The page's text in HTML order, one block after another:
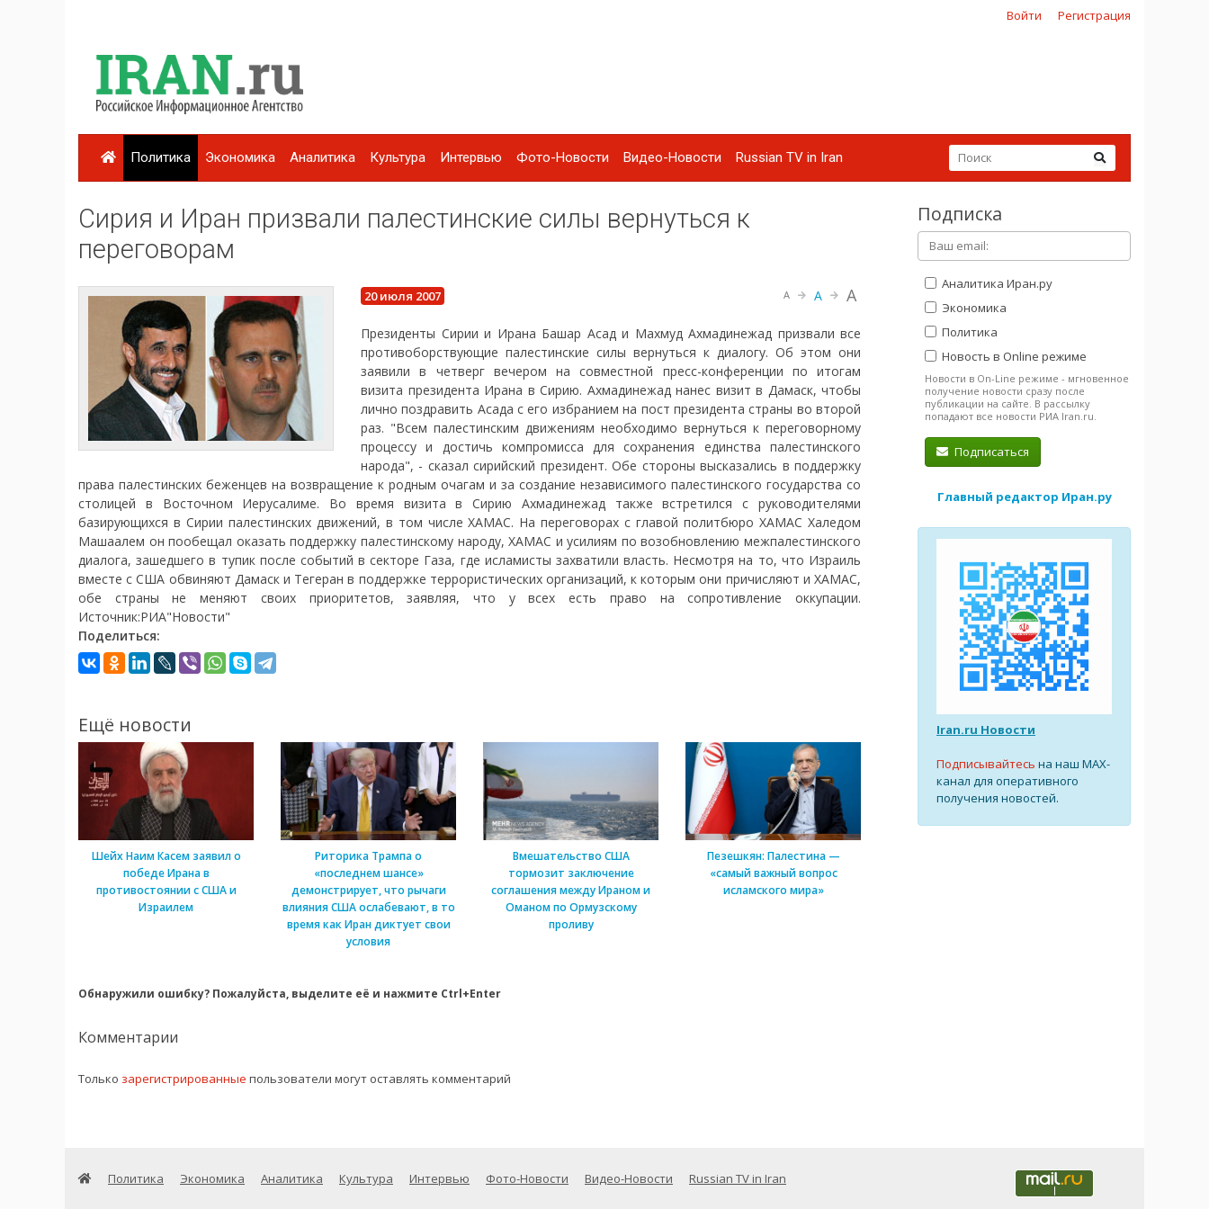
Войти Регистрация
Политика Экономика Аналитика Культура Интервью Фото-Новости Видео-Новости Russian TV in Iran
Сирия и Иран призвали палестинские силы вернуться к
переговорам
20 июля 2007 A A A
Президенты Сирии и Ирана Башар Асад и Махмуд Ахмадинежад призвали все
противоборствующие палестинские силы вернуться к диалогу. Об этом они
заявили в четверг вечером на совместной пресс-конференции по итогам
визита президента Ирана в Сирию. Ахмадинежад нанес визит в Дамаск, чтобы
лично поздравить Асада с его избранием на пост президента страны во второй
раз. "Всем палестинским движениям необходимо вернуться к переговорному
процессу и достичь компромисса для сохранения единства палестинского
народа", - сказал сирийский президент. Обе стороны высказались в поддержку
права палестинских беженцев на возвращение к родным очагам и за создание независимого палестинского государства со
столицей в Восточном Иерусалиме. Во время визита в Сирию Ахмадинежад также встретился с руководителями
базирующихся в Сирии палестинских движений, в том числе ХАМАС. На переговорах с главой политбюро ХАМАС Халедом
Машаалем он пообещал оказать поддержку палестинскому народу, ХАМАС и усилиям по возобновлению межпалестинского
диалога, зашедшего в тупик после событий в секторе Газа, где исламисты захватили власть. Несмотря на то, что Израиль
вместе с США обвиняют Дамаск и Тегеран в поддержке террористических организаций, к которым они причисляют и ХАМАС,
обе страны не меняют своих приоритетов, заявляя, что у всех есть право на сопротивление оккупации.
Источник:РИА"Новости"
Поделиться:
Ещё новости
Шейх Наим Касем заявил о
победе Ирана в
противостоянии с США и
Израилем
Риторика Трампа о
«последнем шансе»
демонстрирует, что рычаги
влияния США ослабевают, в то
время как Иран диктует свои
условия
Вмешательство США
тормозит заключение
соглашения между Ираном и
Оманом по Ормузскому
проливу
Пезешкян: Палестина —
«самый важный вопрос
исламского мира»
Обнаружили ошибку? Пожалуйста, выделите её и нажмите Ctrl+Enter
Комментарии
Только зарегистрированные пользователи могут оставлять комментарий
Подписка
Аналитика Иран.ру
Экономика
Политика
Новость в Online режиме
Новости в On-Line режиме - мгновенное
получение новости сразу после
публикации на сайте. В рассылку
попадают все новости РИА Iran.ru.
Подписаться
Главный редактор Иран.ру
Iran.ru Новости
Подписывайтесь на наш MAX-
канал для оперативного
получения новостей.
Политика Экономика Аналитика Культура Интервью Фото-Новости Видео-Новости Russian TV in Iran